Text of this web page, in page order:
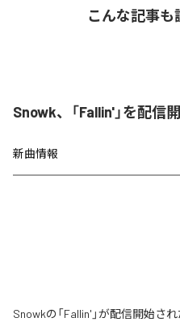
こんな記事も
Snowk、「Fallin'」を配信
新曲情報
Snowkの「Fallin'」が配信開始さ